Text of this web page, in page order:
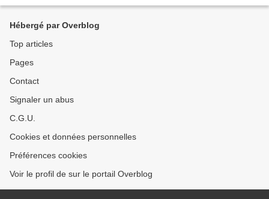
Hébergé par Overblog
Top articles
Pages
Contact
Signaler un abus
C.G.U.
Cookies et données personnelles
Préférences cookies
Voir le profil de sur le portail Overblog